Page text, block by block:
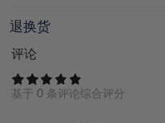
退换货
评论
基于 0条评论综合评分